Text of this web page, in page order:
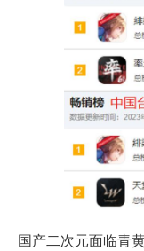
国产二次元面临青